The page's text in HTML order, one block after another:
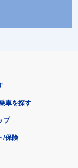
車を探す
プ
/保険